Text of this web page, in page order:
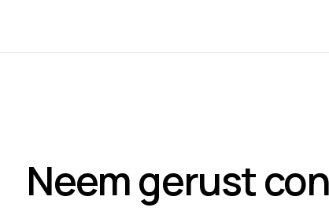
Neem gerust